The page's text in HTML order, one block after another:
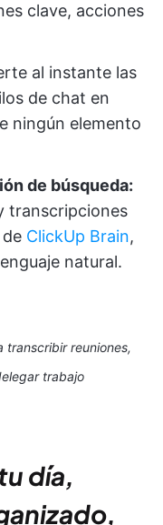
clave, acciones
al instante las
de chat en
ningún elemento
de búsqueda:
transcripciones
ClickUp Brain,
natural.
transcribir reuniones,
trabajo
día,